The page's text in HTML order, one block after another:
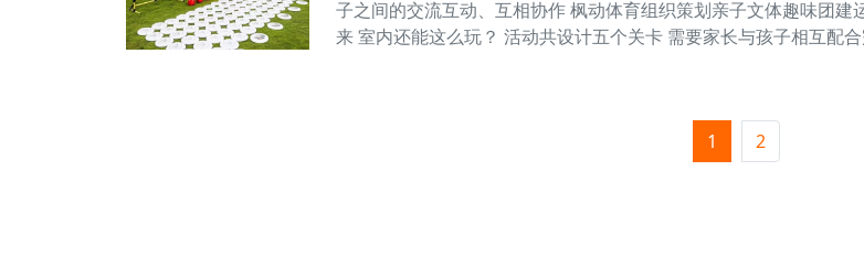
子之间的交流互动、互相协作 枫动体育组织策划亲子文体趣味团
来 室内还能这么玩？ 活动共设计五个关卡 需要家长与孩子相互配
1 2